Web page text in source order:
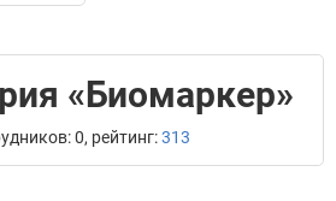
«Биомаркер»
0, рейтинг:313